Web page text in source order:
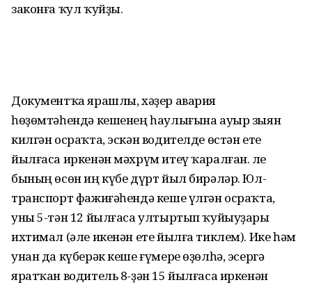
законға ҡул ҡуйҙы.
Документҡа ярашлы, хәҙер авария
һөҙөмтәһендә кешенең һаулығына ауыр зыян
килгән осраҡта, эскән водителде өстән ете
йылғаса иркенән мәхрүм итеү ҡаралған. Әле
бының өсөн иң күбе дүрт йыл бирәләр. Юл-
транспорт фажиғәһендә кеше үлгән осраҡта,
уны 5-тән 12 йылғаса ултыртып ҡуйыуҙары
ихтимал (әле икенән ете йылға тиклем). Ике һәм
унан да күберәк кеше ғүмере өҙөлһә, эсергә
яратҡан водитель 8-ҙән 15 йылғаса иркенән